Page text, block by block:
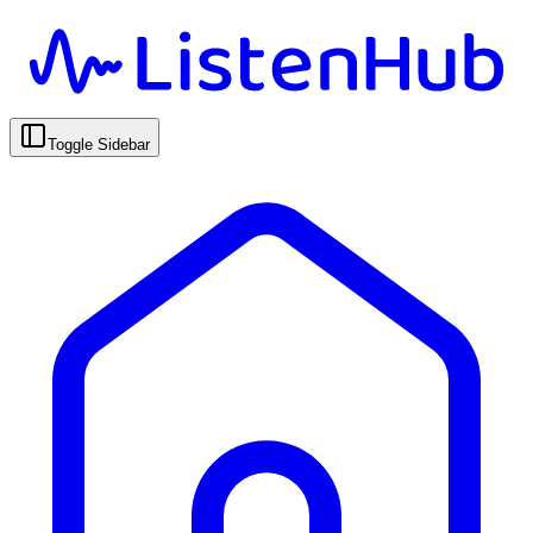
Toggle Sidebar